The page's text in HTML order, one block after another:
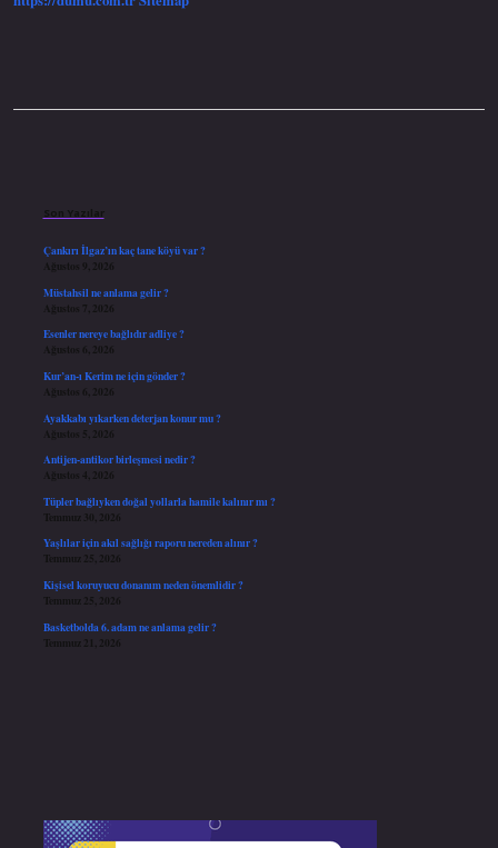
Son Yazılar
Çankırı İlgaz’ın kaç tane köyü var ?
Ağustos 9, 2026
Müstahsil ne anlama gelir ?
Ağustos 7, 2026
Esenler nereye bağlıdır adliye ?
Ağustos 6, 2026
Kur’an-ı Kerim ne için gönder ?
Ağustos 6, 2026
Ayakkabı yıkarken deterjan konur mu ?
Ağustos 5, 2026
Antijen-antikor birleşmesi nedir ?
Ağustos 4, 2026
Tüpler bağlıyken doğal yollarla hamile kalınır mı ?
Temmuz 30, 2026
Yaşlılar için akıl sağlığı raporu nereden alınır ?
Temmuz 25, 2026
Kişisel koruyucu donanım neden önemlidir ?
Temmuz 25, 2026
Basketbolda 6. adam ne anlama gelir ?
Temmuz 21, 2026